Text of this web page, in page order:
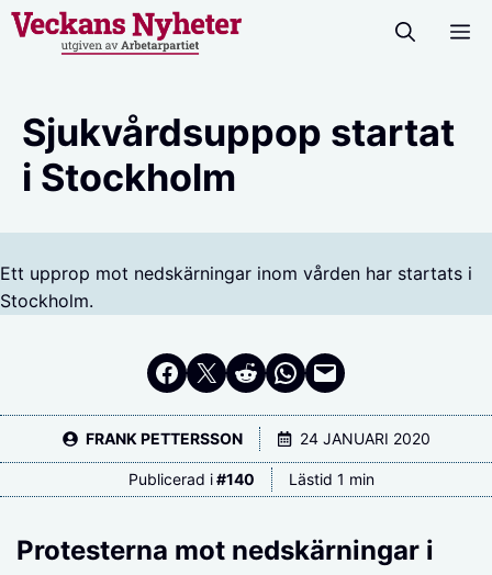
Hoppa
Sjukvårdsuppop startat
i Stockholm
Ett upprop mot nedskärningar inom vården har startats i
Stockholm.
Dela på Facebook
Dela på Twitter
Dela på RedditDela i WhatsApp
Maila en länk
FRANK PETTERSSON 24 JANUARI 2020
Publicerad i#140 Lästid 1 min
Protesterna mot nedskärningar i